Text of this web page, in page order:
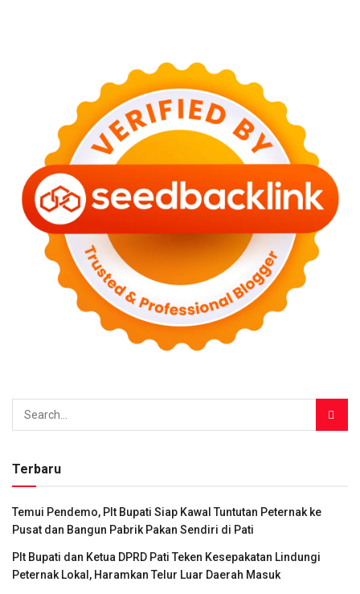
Terbaru
Temui Pendemo, Plt Bupati Siap Kawal Tuntutan Peternak ke
Pusat dan Bangun Pabrik Pakan Sendiri di Pati
Plt Bupati dan Ketua DPRD Pati Teken Kesepakatan Lindungi
Peternak Lokal, Haramkan Telur Luar Daerah Masuk